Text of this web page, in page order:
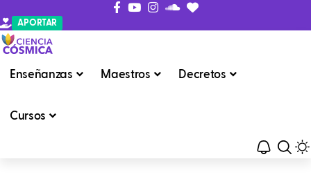
APORTAR
Enseñanzas Maestros Decretos
Cursos